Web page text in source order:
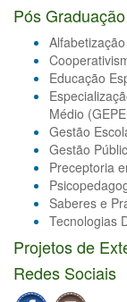
Pós Graduação
Educação
Médio
Gestão
Gestão
Preceptoria
Saberes e
Tecnologias
Projetos de
Redes Sociais